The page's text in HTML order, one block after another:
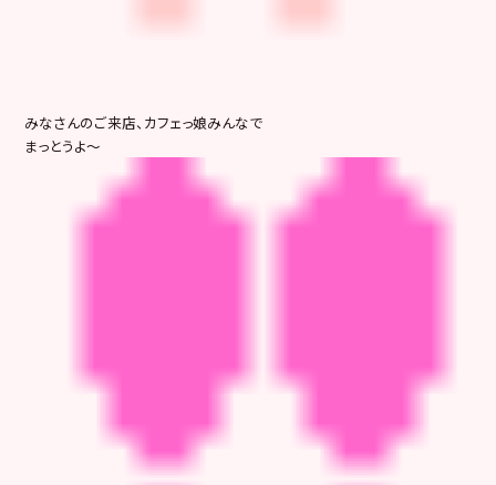
みなさんのご来店、カフェっ娘みんなで
まっとうよ～